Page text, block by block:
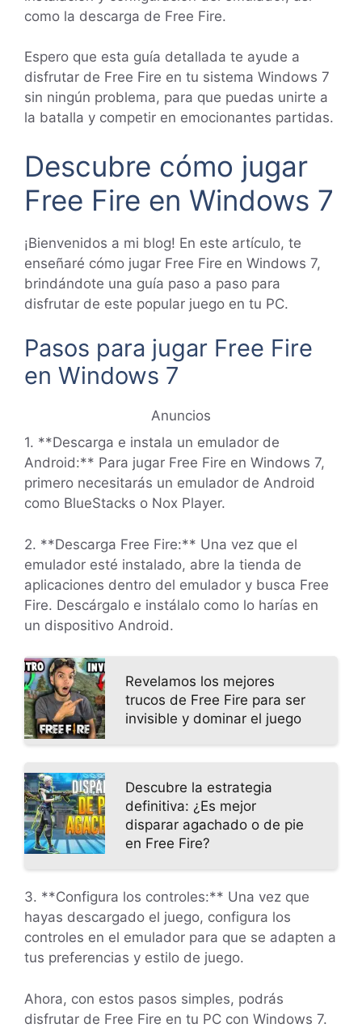
como la descarga de Free Fire.
Espero que esta guía detallada te ayude a
disfrutar de Free Fire en tu sistema Windows 7
sin ningún problema, para que puedas unirte a
la batalla y competir en emocionantes partidas.
Descubre cómo jugar
Free Fire en Windows 7
¡Bienvenidos a mi blog! En este artículo, te
enseñaré cómo jugar Free Fire en Windows 7,
brindándote una guía paso a paso para
disfrutar de este popular juego en tu PC.
Pasos para jugar Free Fire
en Windows 7
Anuncios
1. **Descarga e instala un emulador de
Android:** Para jugar Free Fire en Windows 7,
primero necesitarás un emulador de Android
como BlueStacks o Nox Player.
2. **Descarga Free Fire:** Una vez que el
emulador esté instalado, abre la tienda de
aplicaciones dentro del emulador y busca Free
Fire. Descárgalo e instálalo como lo harías en
un dispositivo Android.
Revelamos los mejores
trucos de Free Fire para ser
invisible y dominar el juego
Descubre la estrategia
definitiva: ¿Es mejor
disparar agachado o de pie
en Free Fire?
3. **Configura los controles:** Una vez que
hayas descargado el juego, configura los
controles en el emulador para que se adapten a
tus preferencias y estilo de juego.
Ahora, con estos pasos simples, podrás
disfrutar de Free Fire en tu PC con Windows 7.